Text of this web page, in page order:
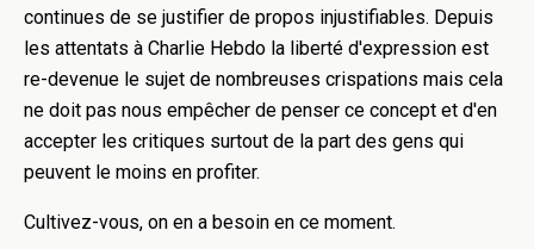
continues de se justifier de propos injustifiables. Depuis
les attentats à Charlie Hebdo la liberté d'expression est
re-devenue le sujet de nombreuses crispations mais cela
ne doit pas nous empêcher de penser ce concept et d'en
accepter les critiques surtout de la part des gens qui
peuvent le moins en profiter.
Cultivez-vous, on en a besoin en ce moment.